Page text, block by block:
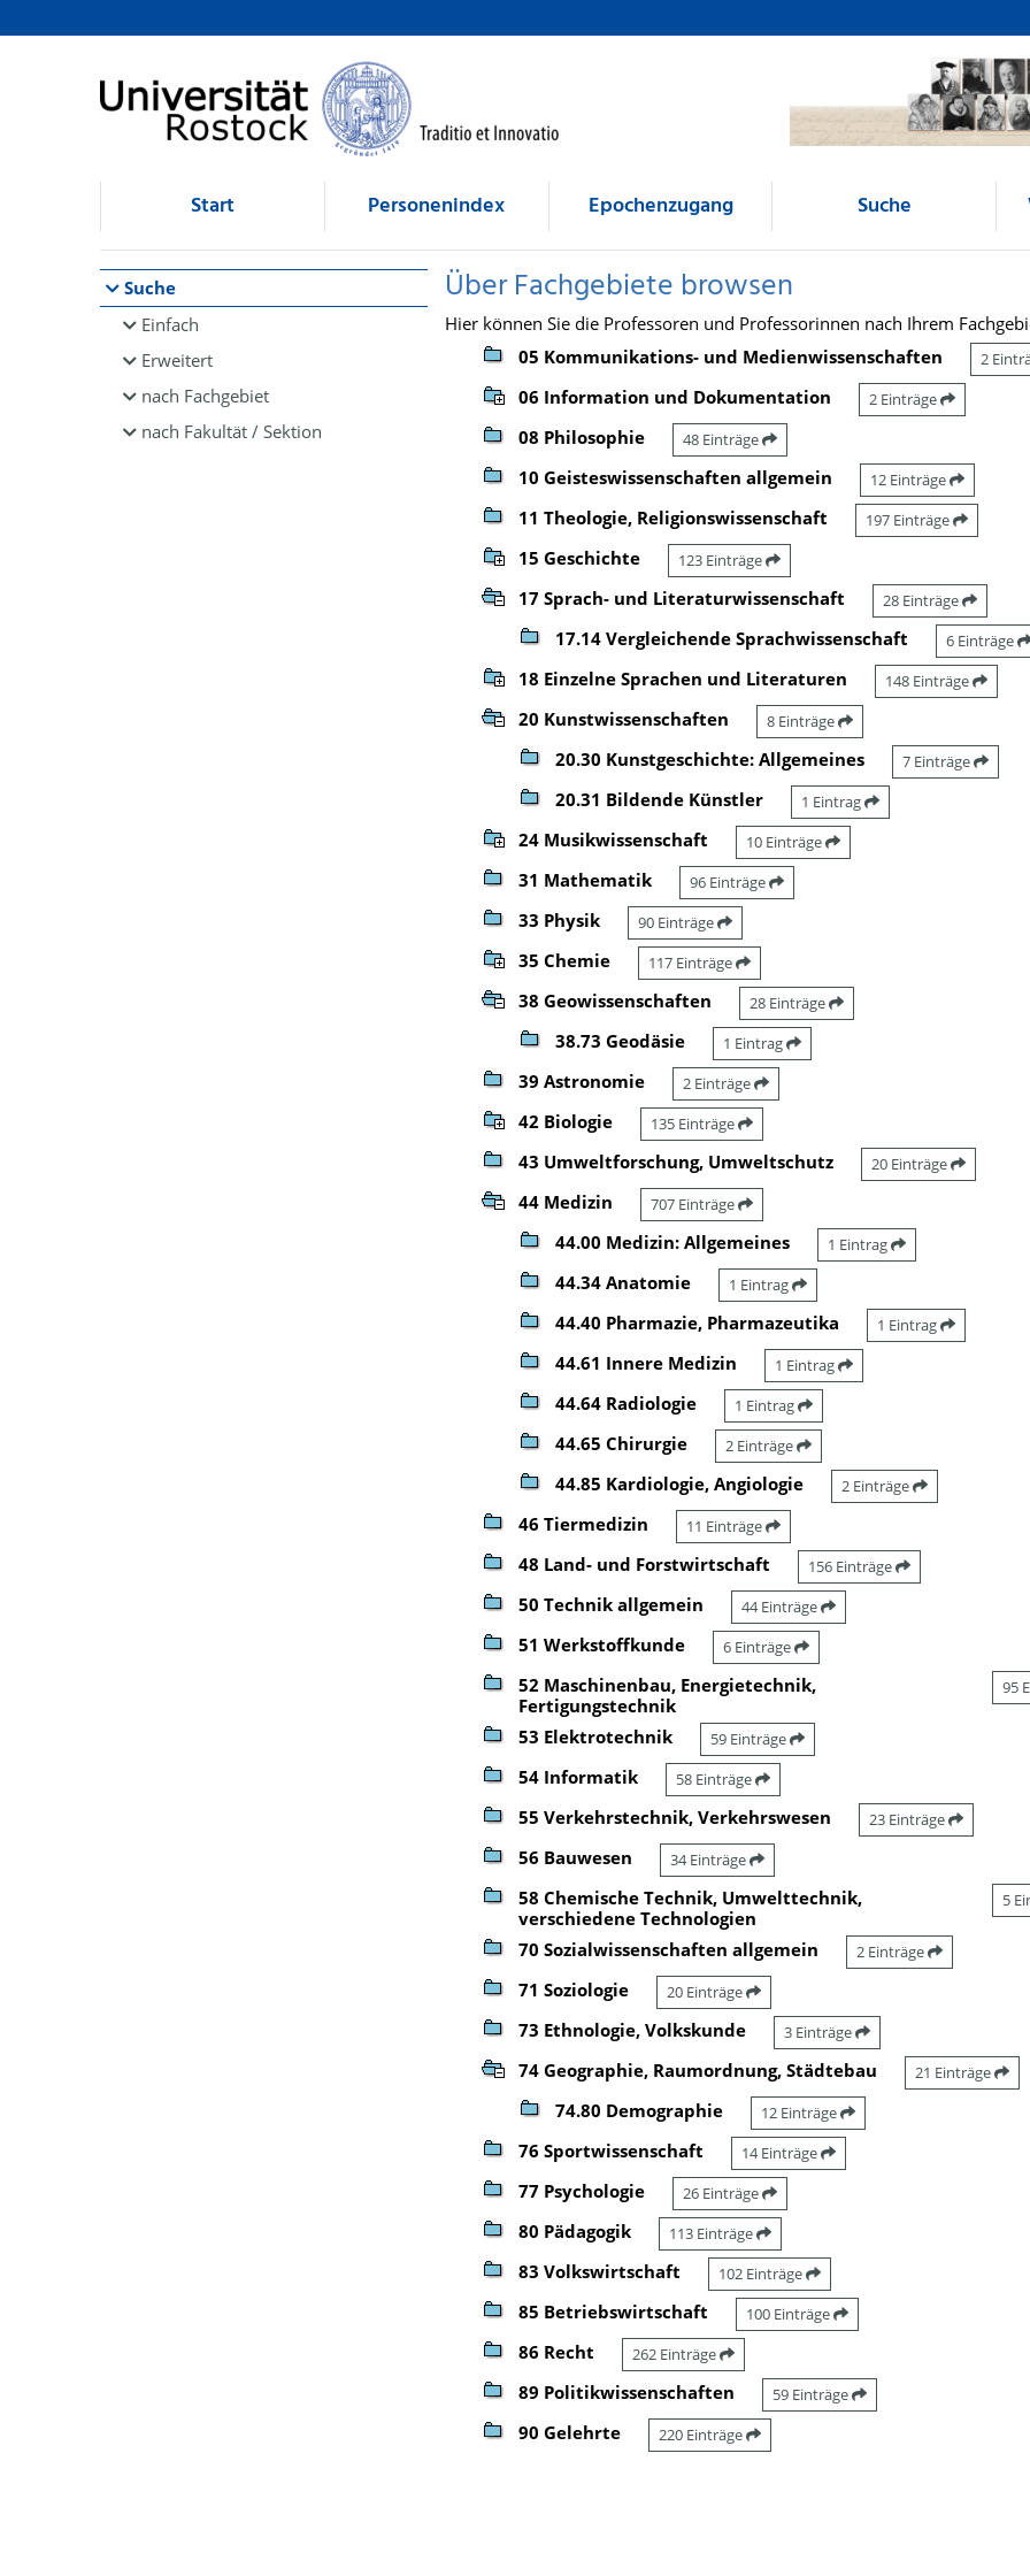
Browsen
direkt zum Inhalt
Start Personenindex Epochenzugang Suche
Suche
Einfach
Erweitert
nach Fachgebiet
nach Fakultät / Sektion
Über Fachgebiete browsen
Hier können Sie die Professoren und Professorinnen nach Ihrem
05 Kommunikations- und Medienwissenschaften
2
06 Information und Dokumentation 2 Einträge
08 Philosophie 48 Einträge
10 Geisteswissenschaften allgemein 12 Einträge
11 Theologie, Religionswissenschaft 197 Einträge
15 Geschichte 123 Einträge
17 Sprach- und Literaturwissenschaft 28 Einträge
17.14 Vergleichende Sprachwissenschaft 6 Einträge
18 Einzelne Sprachen und Literaturen 148 Einträge
20 Kunstwissenschaften 8 Einträge
20.30 Kunstgeschichte: Allgemeines 7 Einträge
20.31 Bildende Künstler 1 Eintrag
24 Musikwissenschaft 10 Einträge
31 Mathematik 96 Einträge
33 Physik 90 Einträge
35 Chemie 117 Einträge
38 Geowissenschaften 28 Einträge
38.73 Geodäsie 1 Eintrag
39 Astronomie 2 Einträge
42 Biologie 135 Einträge
43 Umweltforschung, Umweltschutz 20 Einträge
44 Medizin 707 Einträge
44.00 Medizin: Allgemeines 1 Eintrag
44.34 Anatomie 1 Eintrag
44.40 Pharmazie, Pharmazeutika 1 Eintrag
44.61 Innere Medizin 1 Eintrag
44.64 Radiologie 1 Eintrag
44.65 Chirurgie 2 Einträge
44.85 Kardiologie, Angiologie 2 Einträge
46 Tiermedizin 11 Einträge
48 Land- und Forstwirtschaft 156 Einträge
50 Technik allgemein 44 Einträge
51 Werkstoffkunde 6 Einträge
52 Maschinenbau, Energietechnik,
Fertigungstechnik
95
53 Elektrotechnik 59 Einträge
54 Informatik 58 Einträge
55 Verkehrstechnik, Verkehrswesen 23 Einträge
56 Bauwesen 34 Einträge
58 Chemische Technik, Umwelttechnik,
verschiedene Technologien
5
70 Sozialwissenschaften allgemein 2 Einträge
71 Soziologie 20 Einträge
73 Ethnologie, Volkskunde 3 Einträge
74 Geographie, Raumordnung, Städtebau 21 Einträge
74.80 Demographie 12 Einträge
76 Sportwissenschaft 14 Einträge
77 Psychologie 26 Einträge
80 Pädagogik 113 Einträge
83 Volkswirtschaft 102 Einträge
85 Betriebswirtschaft 100 Einträge
86 Recht 262 Einträge
89 Politikwissenschaften 59 Einträge
90 Gelehrte 220 Einträge